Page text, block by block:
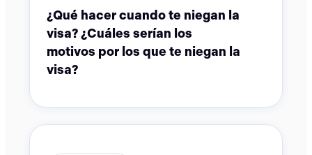
¿Qué hacer cuando te niegan la
visa? ¿Cuáles serían los
motivos por los que te niegan la
visa?